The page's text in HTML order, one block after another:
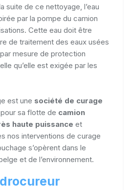
suite de ce nettoyage, l’eau
par la pompe du camion
Cette eau doit être
de traitement des eaux usées
mesure de protection
qu’elle est exigée par les
est une société de curage
sa flotte de camion
haute puissance et
nos interventions de curage
s’opèrent dans le
et de l’environnement.